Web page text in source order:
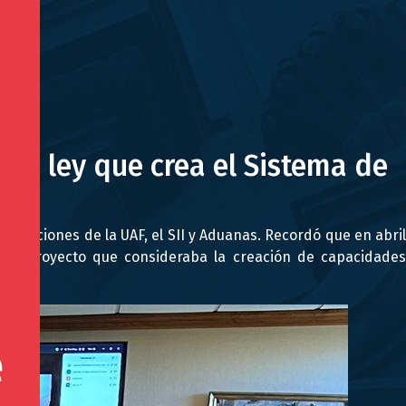
ley que crea el Sistema de
de la UAF, el SII y Aduanas. Recordó que en abril
proyecto que consideraba la creación de capacidades